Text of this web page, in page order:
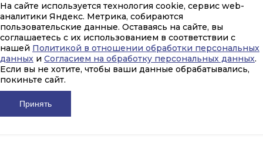
На сайте используется технология cookie, сервис web-
аналитики Яндекс. Метрика, собираются
пользовательские данные. Оставаясь на сайте, вы
соглашаетесь с их использованием в соответствии с
нашей Политикой в отношении обработки персональных
данных и Согласием на обработку персональных данных.
Если вы не хотите, чтобы ваши данные обрабатывались,
покиньте сайт.
Принять